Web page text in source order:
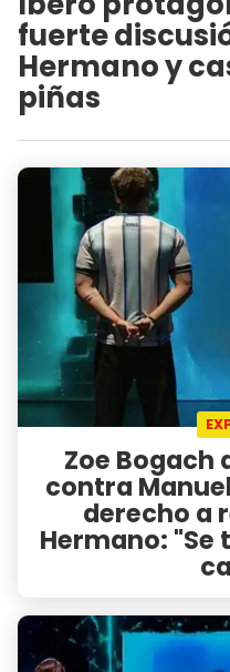
fuerte
Hermano y
piñas
Zoe
contra
derecho a
Hermano: "Se